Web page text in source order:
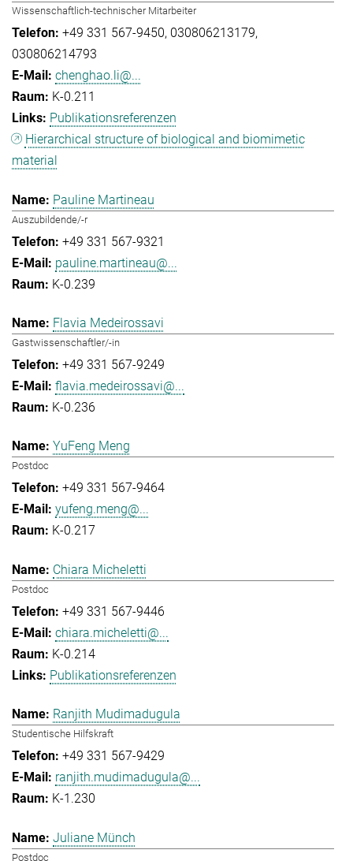
Wissenschaftlich-technischer Mitarbeiter
+49 331 567-9450 030806213179
030806214793
chenghao.li@...
K-0.211
Publikationsreferenzen
Hierarchical structure of biological and biomimetic
material
Pauline Martineau
Auszubildende/-r
+49 331 567-9321
pauline.martineau@...
K-0.239
Flavia Medeirossavi
Gastwissenschaftler/-in
+49 331 567-9249
flavia.medeirossavi@...
K-0.236
YuFeng Meng
Postdoc
+49 331 567-9464
yufeng.meng@...
K-0.217
Chiara Micheletti
Postdoc
+49 331 567-9446
chiara.micheletti@...
K-0.214
Publikationsreferenzen
Ranjith Mudimadugula
Studentische Hilfskraft
+49 331 567-9429
ranjith.mudimadugula@...
K-1.230
Juliane Münch
Postdoc